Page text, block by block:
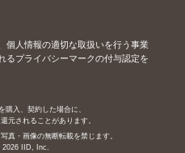
個人情報の適切な取扱いを行う事業
るプライバシーマークの付与認定を
購入、契約した場合に、
元されることがあります。
真・画像の無断転載を禁じます。
IID, Inc.